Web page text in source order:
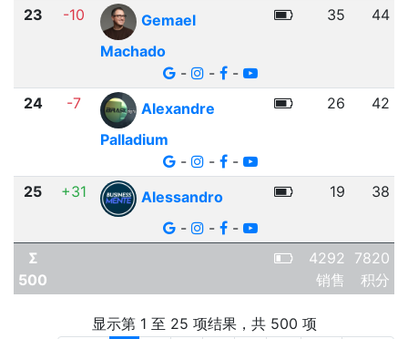
23 -10
Gemael
Machado
-
- -
35 44
24 -7
Alexandre
Palladium
-
- -
26 42
25 +31
Alessandro
-
- -
19 38
Σ
500
4292
销售
7820
积分
显示第 1 至 25 项结果，共 500 项